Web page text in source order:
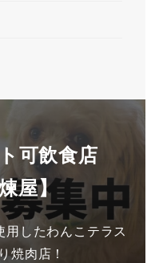
可飲食店
屋】
したわんこテラス
焼肉店！